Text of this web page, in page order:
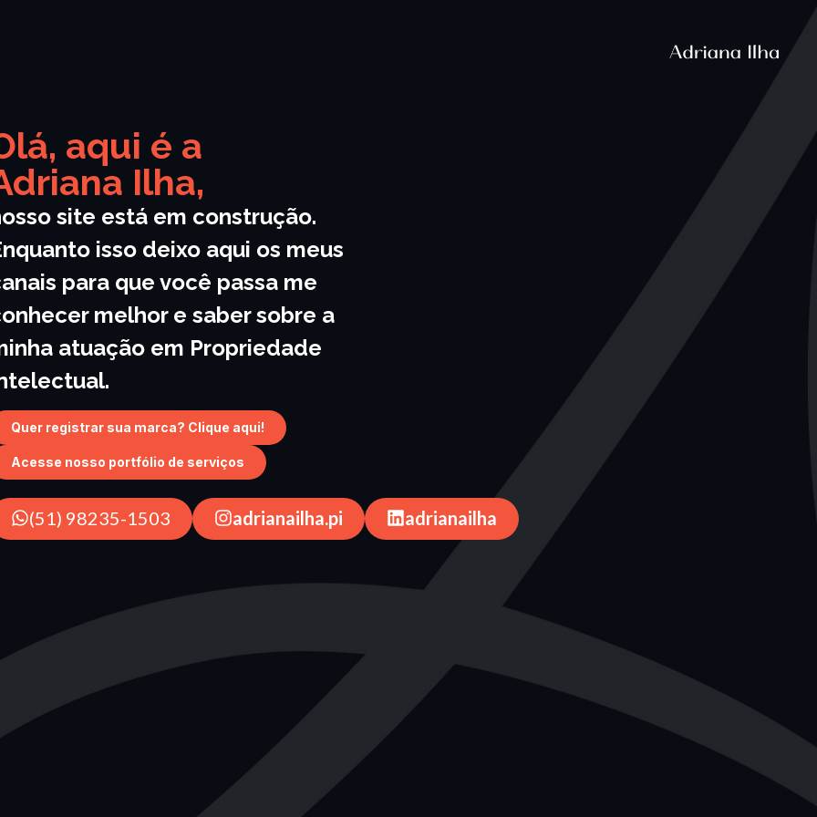
aqui é a
Ilha,
site está em construção.
isso deixo aqui os meus
para que você passa me
melhor e saber sobre a
atuação em Propriedade
Quer registrar sua marca? Clique aqui!
Acesse nosso portfólio de serviços
(51) 98235-1503 adrianailha.pi adrianailha